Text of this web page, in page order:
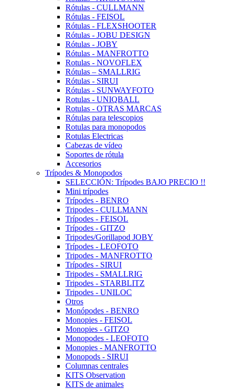
Rótulas - CULLMANN
Rótulas - FEISOL
Rótulas - FLEXSHOOTER
Rótulas - JOBU DESIGN
Rótulas - JOBY
Rótulas - MANFROTTO
Rotulas - NOVOFLEX
Rótulas – SMALLRIG
Rótulas - SIRUI
Rótulas - SUNWAYFOTO
Rotulas - UNIQBALL
Rotulas - OTRAS MARCAS
Rótulas para telescopios
Rotulas para monopodos
Rotulas Electricas
Cabezas de vídeo
Soportes de rótula
Accesorios
Trípodes & Monopodos
SELECCIÓN: Trípodes BAJO PRECIO !!
Mini trípodes
Trípodes - BENRO
Tripodes - CULLMANN
Trípodes - FEISOL
Trípodes - GITZO
Tripodes/Gorillapod JOBY
Trípodes - LEOFOTO
Tripodes - MANFROTTO
Trípodes - SIRUI
Tripodes - SMALLRIG
Tripodes - STARBLITZ
Tripodes - UNILOC
Otros
Monópodes - BENRO
Monopies - FEISOL
Monopies - GITZO
Monopodes - LEOFOTO
Monopies - MANFROTTO
Monopods - SIRUI
Columnas centrales
KITS Observation
KITS de animales